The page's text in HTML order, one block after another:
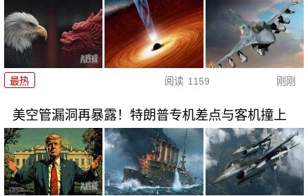
最热 阅读 1159 刚刚
美空管漏洞再暴露！特朗普专机差点与客机撞上